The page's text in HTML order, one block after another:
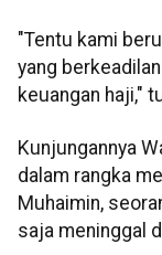
"Tentu kami
yang
keuangan haji,"
Kunjungannya
dalam rangka
Muhaimin,
saja meninggal